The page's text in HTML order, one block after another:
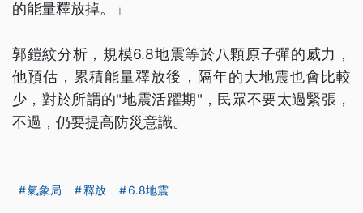
的能量釋放掉。」
郭鎧紋分析，規模6.8地震等於八顆原子彈的威力，
他預估，累積能量釋放後，隔年的大地震也會比較
少，對於所謂的"地震活躍期"，民眾不要太過緊張，
不過，仍要提高防災意識。
氣象局 釋放 6.8地震